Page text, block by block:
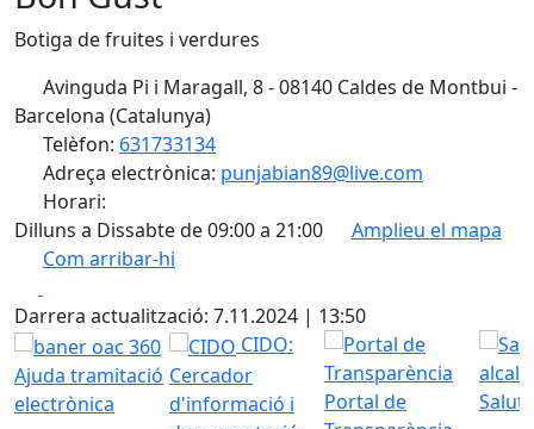
Botiga de fruites i verdures
Avinguda Pi i Maragall, 8 - 08140 Caldes de Montbui -
Barcelona (Catalunya)
Telèfon: 631733134
Adreça electrònica: punjabian89@live.com
Horari:
Dilluns a Dissabte de 09:00 a 21:00
Amplieu el mapa
Com arribar-hi
+
−
Darrera actualització: 7.11.2024 | 13:50
Ajuda tramitació
electrònica
CIDO:
Cercador
d'informació i
Portal de